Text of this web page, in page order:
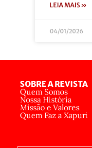
LEIA MAIS »
04/01/2026
SOBRE A REVISTA
Quem Somos
Nossa História
Missão e Valores
Quem Faz a Xapuri